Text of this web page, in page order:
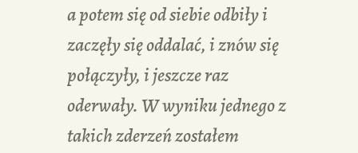
a potem się od siebie odbiły i
zaczęły się oddalać, i znów się
połączyły, i jeszcze raz
oderwały. W wyniku jednego z
takich zderzeń zostałem